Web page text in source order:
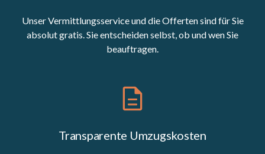
Unser Vermittlungsservice und die Offerten sind für Sie
absolut gratis. Sie entscheiden selbst, ob und wen Sie
beauftragen.
Transparente Umzugskosten